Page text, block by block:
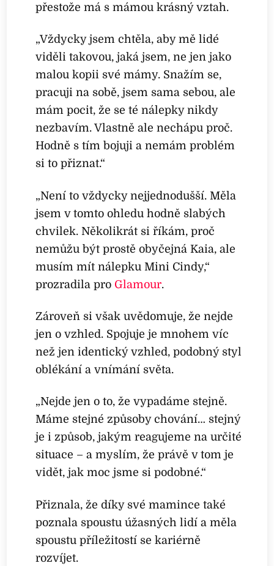
přestože má s mámou krásný vztah.
„Vždycky jsem chtěla, aby mě lidé
viděli takovou, jaká jsem, ne jen jako
malou kopii své mámy. Snažím se,
pracuji na sobě, jsem sama sebou, ale
mám pocit, že se té nálepky nikdy
nezbavím. Vlastně ale nechápu proč.
Hodně s tím bojuji a nemám problém
si to přiznat.“
„Není to vždycky nejjednodušší. Měla
jsem v tomto ohledu hodně slabých
chvilek. Několikrát si říkám, proč
nemůžu být prostě obyčejná Kaia, ale
musím mít nálepku Mini Cindy,“
prozradila pro Glamour.
Zároveň si však uvědomuje, že nejde
jen o vzhled. Spojuje je mnohem víc
než jen identický vzhled, podobný styl
oblékání a vnímání světa.
„Nejde jen o to, že vypadáme stejně.
Máme stejné způsoby chování… stejný
je i způsob, jakým reagujeme na určité
situace – a myslím, že právě v tom je
vidět, jak moc jsme si podobné.“
Přiznala, že díky své mamince také
poznala spoustu úžasných lidí a měla
spoustu příležitostí se kariérně
rozvíjet.